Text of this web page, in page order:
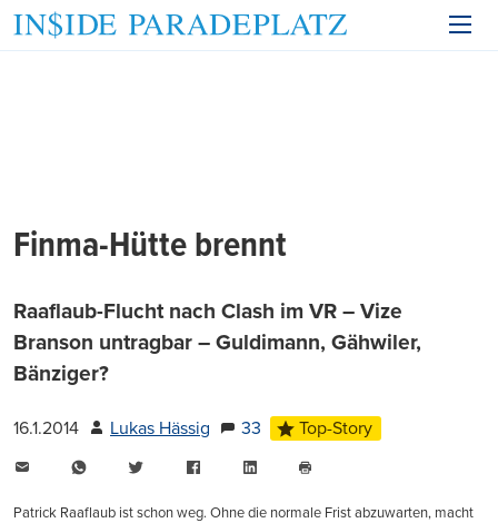
Finma-Hütte brennt
Raaflaub-Flucht nach Clash im VR – Vize
Branson untragbar – Guldimann, Gähwiler,
Bänziger?
16.1.2014 Lukas Hässig 33
Top-Story
WhatsAppTwitter FacebookLinkedIn
Patrick Raaflaub ist schon weg. Ohne die normale Frist abzuwarten, macht